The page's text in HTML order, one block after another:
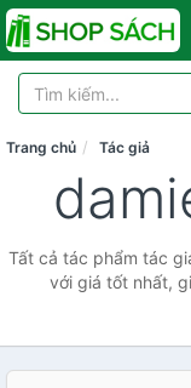
Trang chủ Tác giả
Tất cả tác phẩm tác
với giá tốt nhất,